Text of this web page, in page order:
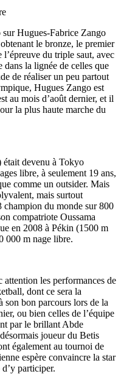
sur Hugues-Fabrice Zango
le bronze, le premier
du triple saut, avec
la lignée de celles que
de réaliser un peu partout
Hugues Zango est
au mois d’août dernier, et il
la plus haute marche du
devenu à Tokyo
libre, à seulement 19 ans,
comme un outsider. Mais
mais surtout
champion du monde sur 800
compatriote Oussama
en 2008 à Pékin (1500 m
000 m nage libre.
les performances de
dont ce sera la
son bon parcours lors de la
ou bien celles de l’équipe
par le brillant Abde
joueur du Betis
également au tournoi de
espère convaincre la star
participer.